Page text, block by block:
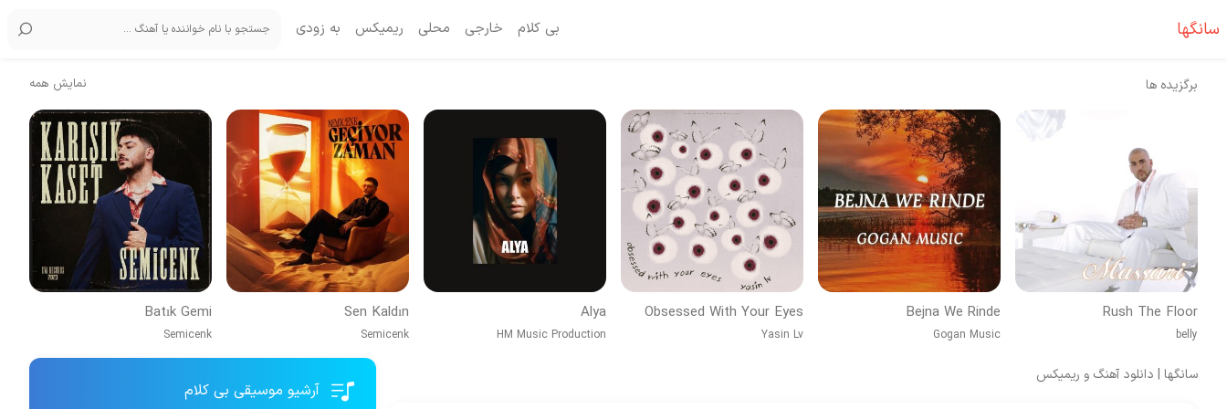
سانگها بی کلام خارجی محلی ریمیکس به زودی
برگزیده ها نمایش همه
Rush The Floor
belly
Bejna We Rinde
Gogan Music
Obsessed With Your Eyes
Yasin Lv
Alya
HM Music Production
Sen Kaldın
Semicenk
Batık Gemi
Semicenk
سانگها | دانلود آهنگ و ریمیکس
آرشیو موسیقی بی کلام